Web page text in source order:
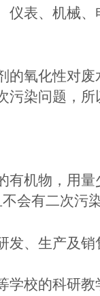
表、机械
氧化性对
染问题，
机物，用量
会有二次污
、生产及
校的科研教